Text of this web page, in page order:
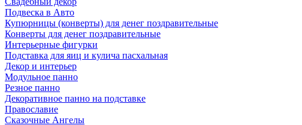
Подвеска в Авто
Купюрницы (конверты) для денег поздравительные
Конверты для денег поздравительные
Интерьерные фигурки
Подставка для яиц и кулича пасхальная
Декор и интерьер
Модульное панно
Резное панно
Декоративное панно на подставке
Православие
Сказочные Ангелы